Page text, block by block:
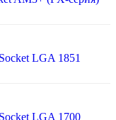
LGA 1851
LGA 1700